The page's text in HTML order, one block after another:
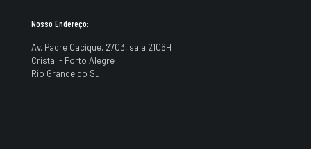
Nosso Endereço:
Av. Padre Cacique, 2703, sala 2106H
Cristal - Porto Alegre
Rio Grande do Sul